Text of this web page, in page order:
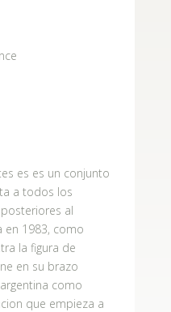
es es un conjunto
a todos los
al
en 1983, como
la figura de
en su brazo
como
que empieza a